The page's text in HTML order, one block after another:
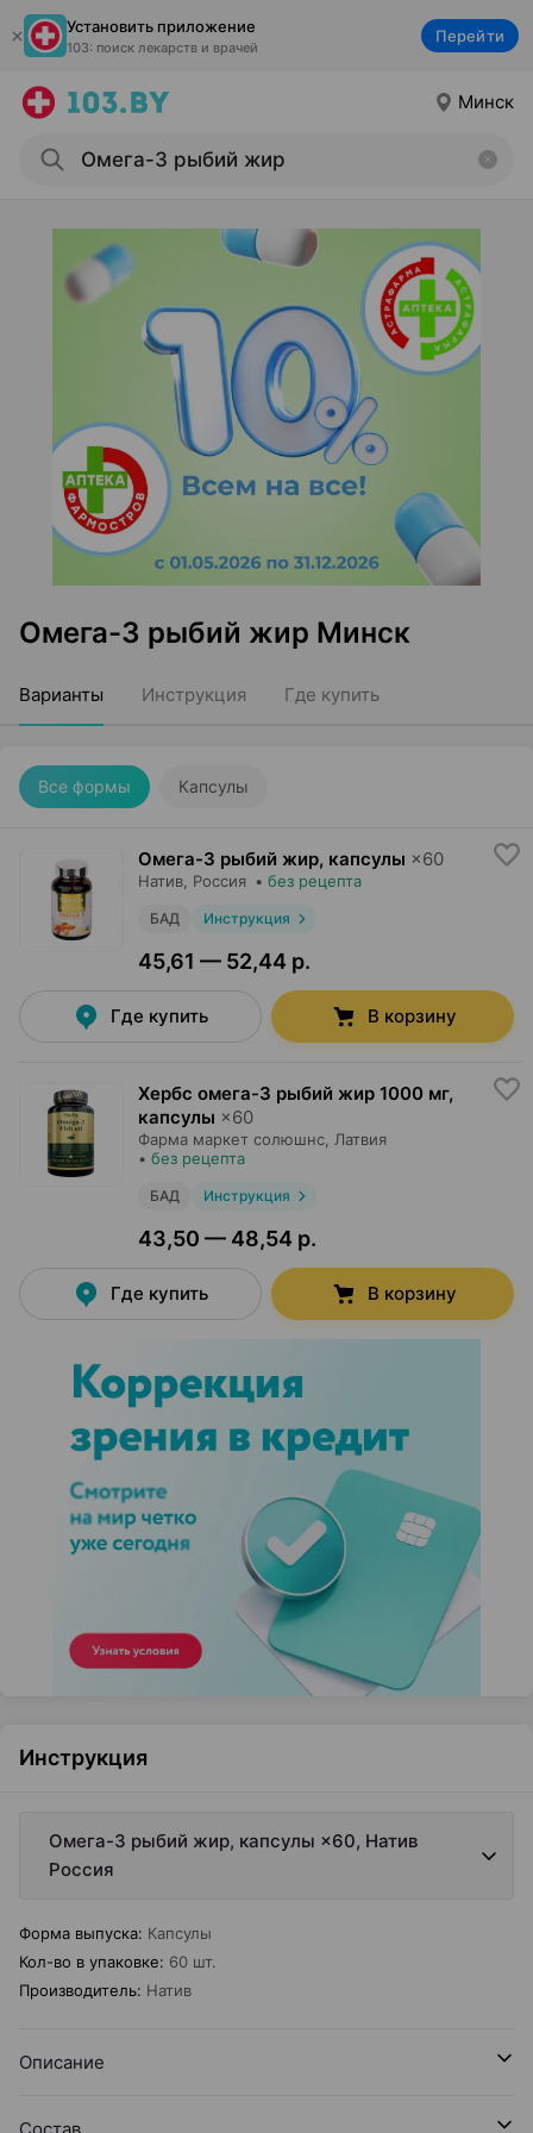
Установить приложение
103: поиск лекарств и врачей
Перейти
Минск
Омега-3 рыбий жир Минск
Варианты Инструкция Где купить
Все формы Капсулы
Омега-3 рыбий жир, капсулы ×60
Натив , Россия • без рецепта
БАД Инструкция
45,61 — 52,44 р.
Где купить В корзину
Хербс омега-3 рыбий жир 1000 мг,
капсулы ×60
Фарма маркет солюшнс , Латвия
• без рецепта
БАД Инструкция
43,50 — 48,54 р.
Где купить В корзину
Инструкция
Омега-3 рыбий жир, капсулы ×60, Натив
Россия
Форма выпуска: Капсулы
Кол-во в упаковке: 60 шт.
Производитель: Натив
Описание